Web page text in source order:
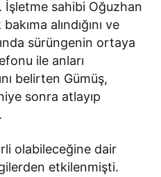
sahibi Oğuzhan
alındığını ve
sürüngenin ortaya
ile anları
belirten Gümüş,
sonra atlayıp
olabileceğine dair
etkilenmişti.